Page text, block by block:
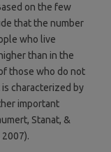
on the few
that the number
who live
than in the
those who do not
characterized by
important
Stanat, &